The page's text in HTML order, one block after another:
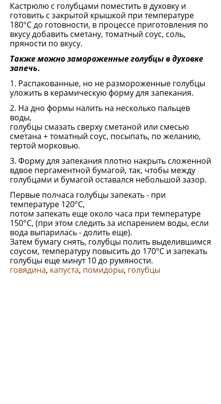
Кастрюлю с голубцами поместить в духовку и
готовить с закрытой крышкой при температуре
180°С до готовности, в процессе приготовления по
вкусу добавить сметану, томатный соус, соль,
пряности по вкусу.
Также можно замороженные голубцы в духовке
запечь.
1. Распакованные, но не размороженные голубцы
уложить в керамическую форму для запекания.
2. На дно формы налить на несколько пальцев
воды,
голубцы смазать сверху сметаной или смесью
сметана + томатный соус, посыпать, по желанию,
тертой морковью.
3. Форму для запекания плотно накрыть сложенной
вдвое пергаментной бумагой, так, чтобы между
голубцами и бумагой оставался небольшой зазор.
Первые полчаса голубцы запекать - при
температуре 120°С,
потом запекать еще около часа при температуре
150°С, (при этом следить за испарением воды, если
вода выпарилась - долить еще).
Затем бумагу снять, голубцы полить выделившимся
соусом, температуру повысить до 170°С и запекать
голубцы еще минут 10 до румяности.
говядина, капуста, помидоры, голубцы